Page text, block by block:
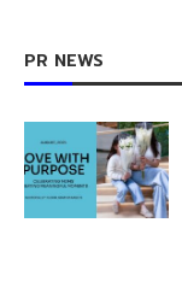
PR NEWS